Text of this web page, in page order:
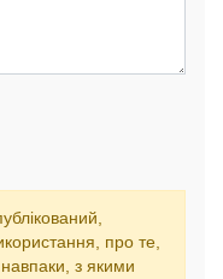
про те,
з якими